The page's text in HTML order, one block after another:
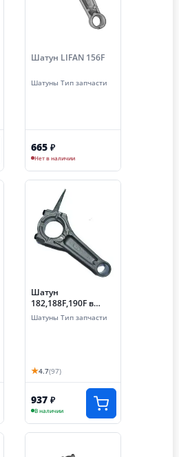
Шатун LIFAN 156F
Шатуны Тип запчасти
665 ₽
Нет в наличии
Шатун
182,188F,190F в
сборе
Шатуны Тип запчасти
★4.7(97)
937 ₽
В наличии